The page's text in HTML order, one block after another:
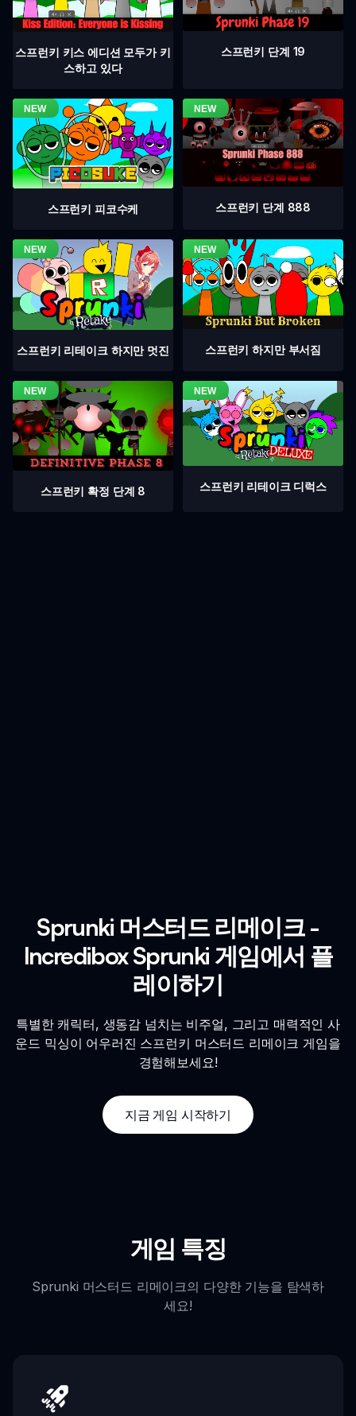
스프런키 키스 에디션 모두가 키
스하고 있다
스프런키 단계 19
스프런키 피코수케 스프런키 단계 888
스프런키 리테이크 하지만 멋진 스프런키 하지만 부서짐
스프런키 확정 단계 8 스프런키 리테이크 디럭스
Sprunki 머스터드 리메이크 -
Incredibox Sprunki 게임에서 플
레이하기
특별한 캐릭터, 생동감 넘치는 비주얼, 그리고 매력적인 사
운드 믹싱이 어우러진 스프런키 머스터드 리메이크 게임을
경험해보세요!
지금 게임 시작하기
게임 특징
Sprunki 머스터드 리메이크의 다양한 기능을 탐색하
세요!